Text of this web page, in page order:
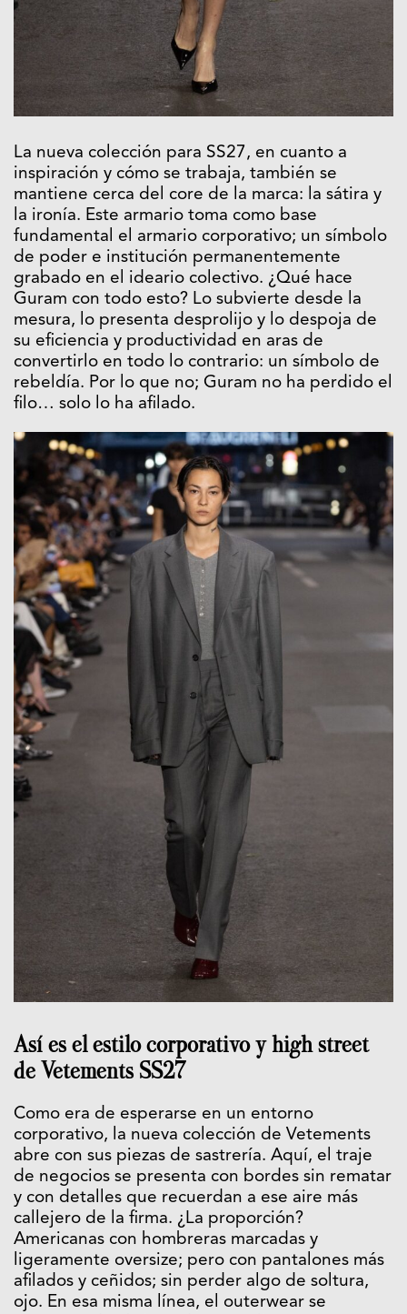
La nueva colección para SS27, en cuanto a
inspiración y cómo se trabaja, también se
mantiene cerca del core de la marca: la sátira y
la ironía. Este armario toma como base
fundamental el armario corporativo; un símbolo
de poder e institución permanentemente
grabado en el ideario colectivo. ¿Qué hace
Guram con todo esto? Lo subvierte desde la
mesura, lo presenta desprolijo y lo despoja de
su eficiencia y productividad en aras de
convertirlo en todo lo contrario: un símbolo de
rebeldía. Por lo que no; Guram no ha perdido el
filo… solo lo ha afilado.
Así es el estilo corporativo y high street
de Vetements SS27
Como era de esperarse en un entorno
corporativo, la nueva colección de Vetements
abre con sus piezas de sastrería. Aquí, el traje
de negocios se presenta con bordes sin rematar
y con detalles que recuerdan a ese aire más
callejero de la firma. ¿La proporción?
Americanas con hombreras marcadas y
ligeramente oversize; pero con pantalones más
afilados y ceñidos; sin perder algo de soltura,
ojo. En esa misma línea, el outerwear se